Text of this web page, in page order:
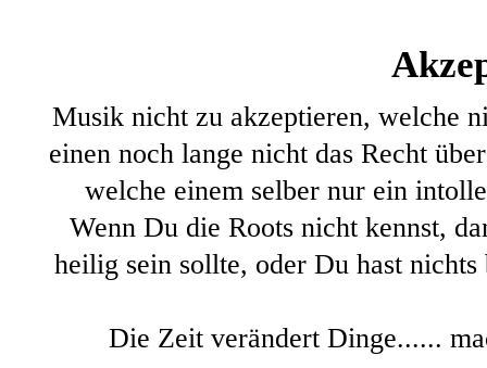
Musik nicht zu akzeptieren, welche
einen noch lange nicht das Recht
welche einem selber nur ein
Wenn Du die Roots nicht kennst,
heilig sein sollte, oder Du hast
Die Zeit verändert Dinge......